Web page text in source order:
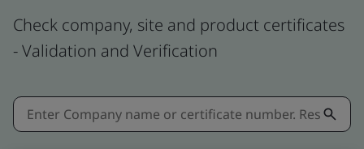
Check company, site and product certificates
- Validation and Verification